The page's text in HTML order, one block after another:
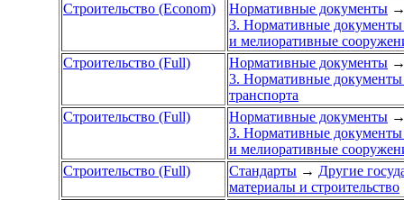
Строительство (Econom)
Нормативные документы
3. Нормативные документы
и мелиоративные
Строительство (Full)
Нормативные документы
3. Нормативные документы
транспорта
Строительство (Full)
Нормативные документы
3. Нормативные документы
и мелиоративные
Строительство (Full)
Стандарты → Другие
материалы и строительство